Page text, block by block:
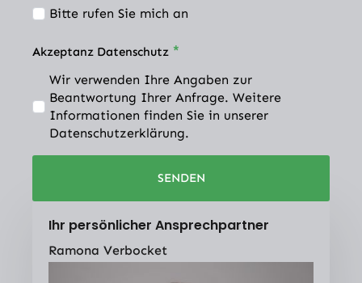
Ihr persönlicher Ansprechpartner
Ramona Verbocket
Bitte rufen Sie mich an
Akzeptanz Datenschutz *
Wir verwenden Ihre Angaben zur
Beantwortung Ihrer Anfrage. Weitere
Informationen finden Sie in unserer
Datenschutzerklärung.
SENDEN